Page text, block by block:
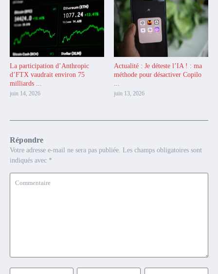
La participation d’Anthropic
d’FTX vaudrait environ 75
milliards ...
juin 14, 2026
Actualité : Je déteste l’IA ! : ma
méthode pour désactiver Copilo
...
juin 13, 2026
Répondre
Votre adresse e-mail ne sera pas publiée. Les champs obligatoires sont
indiqués avec *